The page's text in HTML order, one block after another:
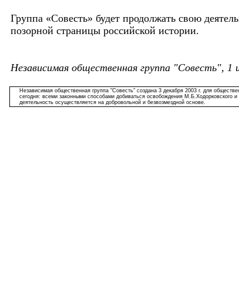
Группа «Совесть» будет продолжать свою
позорной страницы российской истории.
Независимая общественная группа "Совесть", 1
Независимая общественная группа "Совесть"создана 3 декабря 2003 г. для
сегодня: всеми законными способами добиваться освобождения М.Б.Ходорковского
деятельность осуществляется на добровольной и безвозмездной основе.